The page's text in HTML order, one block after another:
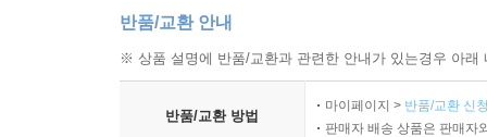
반품/교환 안내
※ 상품 설명에 반품/교환과 관련한 안내가 있는경우 아
반품/교환 방법
마이페이지 > 반품/교환 신
판매자 배송 상품은 판매자